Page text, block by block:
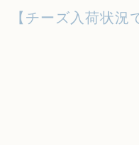
【チーズ入荷状況